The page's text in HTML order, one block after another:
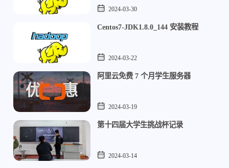
2024-03-30
Centos7-JDK1.8.0_144 安装教程
2024-03-22
阿里云免费 7 个月学生服务器
2024-03-19
第十四届大学生挑战杯记录
2024-03-14